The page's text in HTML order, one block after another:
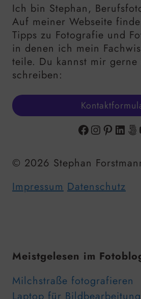
Ich bin Stephan,
Auf meiner Webseite
Tipps zu Fotografie und
in denen ich mein
teile. Du kannst mir gerne
schreiben:
Facebook
© 2026 Stephan
Impressum Datenschutz
Meistgelesen im
Milchstraße fotografieren